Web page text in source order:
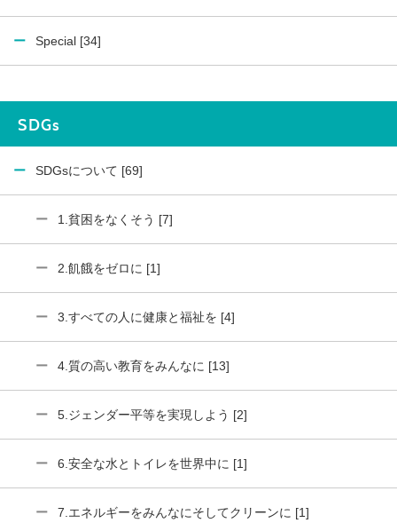
Special [34]
SDGs
SDGsについて [69]
1.貧困をなくそう [7]
2.飢餓をゼロに [1]
3.すべての人に健康と福祉を [4]
4.質の高い教育をみんなに [13]
5.ジェンダー平等を実現しよう [2]
6.安全な水とトイレを世界中に [1]
7.エネルギーをみんなにそしてクリーンに [1]